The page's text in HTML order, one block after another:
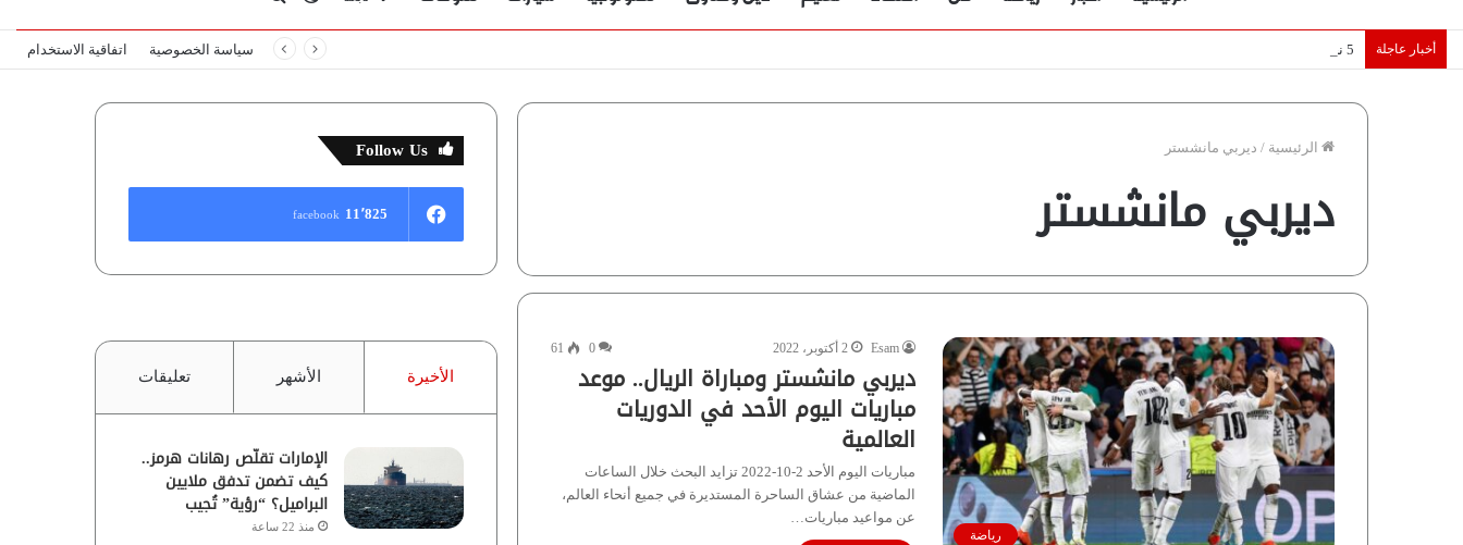
عنالمظلم
أخبار عاجلة 5 نجوم عرب يخطفون الأضواء بسوق الانتقالات الأوروبية 2026.. “رؤية” تكشف التفاصيل | إنفوجراف سياسة الخصوصية اتفاقية الاستخدام
الرئيسية / ديربي مانشستر
ديربي مانشستر
رياضة
Esam 2 أكتوبر، 2022 0
61
ديربي مانشستر ومباراة الريال.. موعد
مباريات اليوم الأحد في الدوريات
العالمية
مباريات اليوم الأحد 2-10-2022 تزايد البحث خلال الساعات
الماضية من عشاق الساحرة المستديرة في جميع أنحاء العالم،
عن مواعيد مباريات…
Follow Us
11٬825 facebook
الأخيرة الأشهر تعليقات
الإمارات تقلّص رهانات هرمز..
كيف تضمن تدفق ملايين
البراميل؟ “رؤية” تُجيب
منذ 22 ساعة